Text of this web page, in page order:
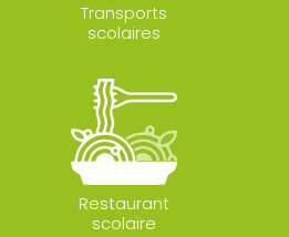
Transports
scolaires
Restaurant
scolaire